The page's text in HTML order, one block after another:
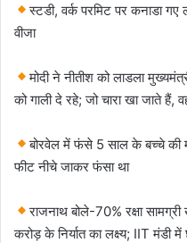
स्टडी, वर्क परमिट पर कनाडा गए
वीजा
मोदी ने नीतीश को लाडला
को गाली दे रहे; जो चारा खा जाते हैं,
​बोरवेल में फंसे 5 साल के बच्चे की
फीट नीचे जाकर फंसा था
राजनाथ बोले-70% रक्षा
करोड़ के निर्यात का लक्ष्य; IIT मंडी में